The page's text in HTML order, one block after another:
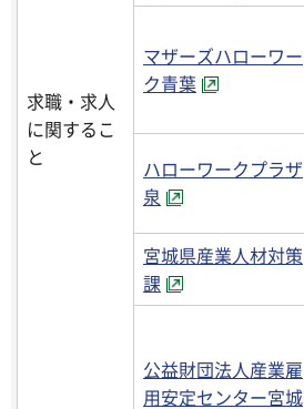
求職・求人
に関するこ
と
マザーズハローワー
ク青葉
ハローワークプラザ
泉
宮城県産業人材対策
課
公益財団法人産業雇
用安定センター宮城